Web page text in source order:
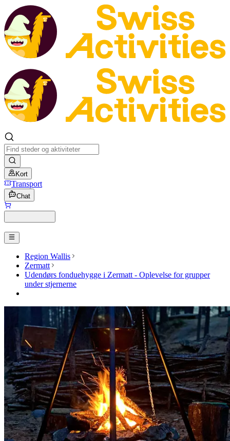
Kort
Transport
Chat
Region Wallis
Zermatt
Udendørs fonduehygge i Zermatt - Oplevelse for grupper
under stjernerne